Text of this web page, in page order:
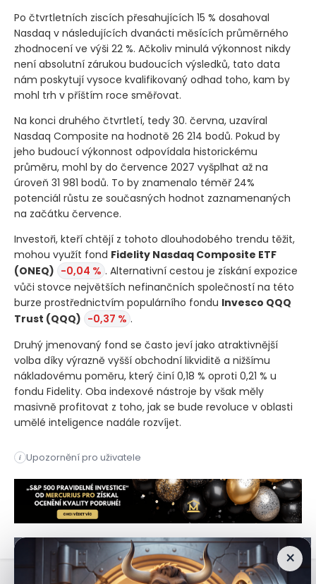
Po čtvrtletních ziscích přesahujících 15 % dosahoval
Nasdaq v následujících dvanácti měsících průměrného
zhodnocení ve výši 22 %. Ačkoliv minulá výkonnost nikdy
není absolutní zárukou budoucích výsledků, tato data
nám poskytují vysoce kvalifikovaný odhad toho, kam by
mohl trh v příštím roce směřovat.
Na konci druhého čtvrtletí, tedy 30. června, uzavíral
Nasdaq Composite na hodnotě 26 214 bodů. Pokud by
jeho budoucí výkonnost odpovídala historickému
průměru, mohl by do července 2027 vyšplhat až na
úroveň 31 981 bodů. To by znamenalo téměř 24%
potenciál růstu ze současných hodnot zaznamenaných
na začátku července.
Investoři, kteří chtějí z tohoto dlouhodobého trendu těžit,
mohou využít fond Fidelity Nasdaq Composite ETF
(ONEQ) -0,04 % . Alternativní cestou je získání expozice
vůči stovce největších nefinančních společností na této
burze prostřednictvím populárního fondu Invesco QQQ
Trust (QQQ) -0,37 % .
Druhý jmenovaný fond se často jeví jako atraktivnější
volba díky výrazně vyšší obchodní likviditě a nižšímu
nákladovému poměru, který činí 0,18 % oproti 0,21 % u
fondu Fidelity. Oba indexové nástroje by však měly
masivně profitovat z toho, jak se bude revoluce v oblasti
umělé inteligence nadále rozvíjet.
i Upozornění pro uživatele
Technologický index Nasdaq Composite zaznamenal
×